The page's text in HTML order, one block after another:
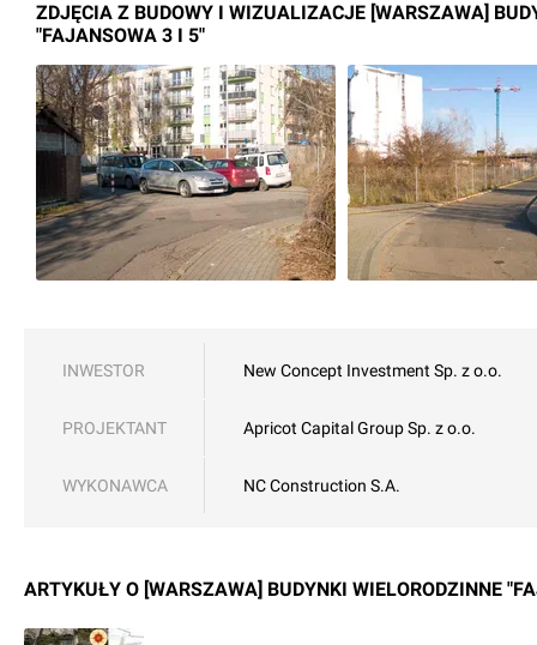
ZDJĘCIA Z BUDOWY I WIZUALIZACJE [WARSZAWA]
"FAJANSOWA 3 I 5"
INWESTOR New Concept Investment Sp. z o.o.
PROJEKTANT Apricot Capital Group Sp. z o.o.
WYKONAWCA NC Construction S.A.
ARTYKUŁY O [WARSZAWA] BUDYNKI WIELORODZINNE